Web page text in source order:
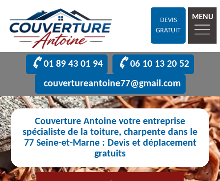
DEVIS
GRATUIT
MENU
01 89 43 01 94
06 10 13 20 52
couvertureantoine77@gmail.com
Couverture Antoine votre entreprise
spécialiste de la toiture, charpente dans le
77 Seine-et-Marne : Devis et déplacement
gratuits